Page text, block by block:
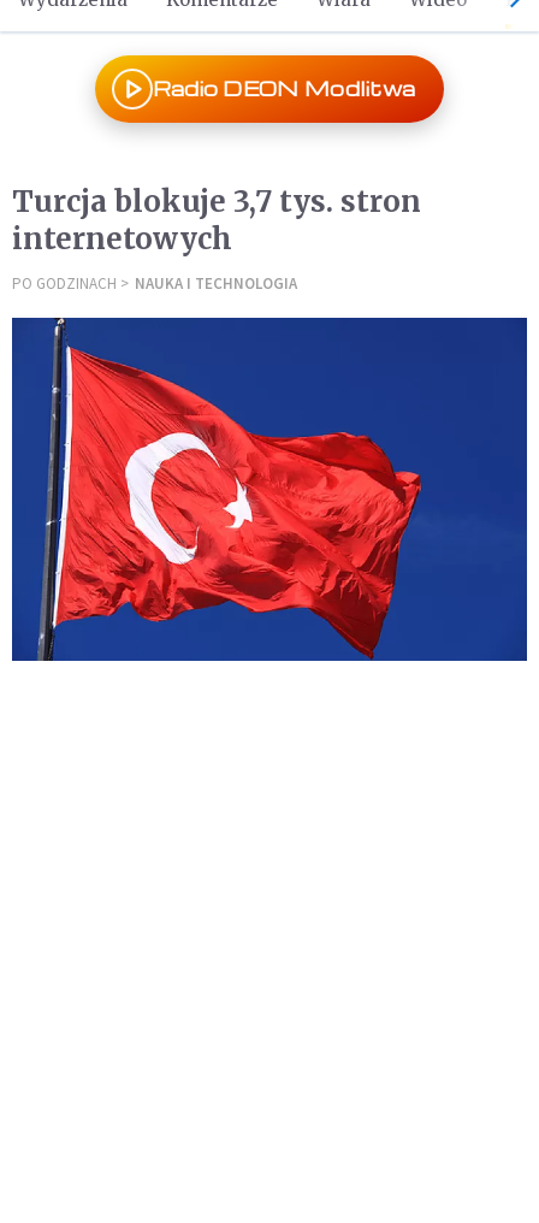
Radio DEON Modlitwa
Turcja blokuje 3,7 tys. stron
internetowych
PO GODZINACH NAUKA I TECHNOLOGIA